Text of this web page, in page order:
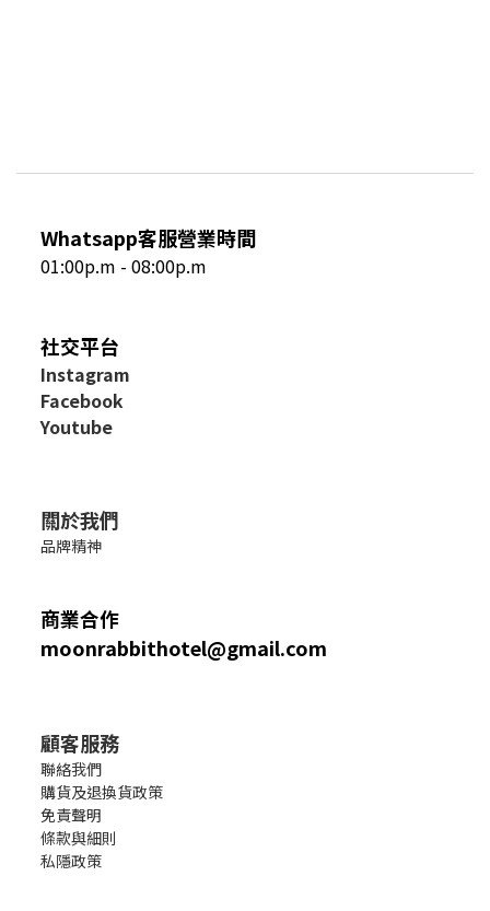
Whatsapp客服營業時間
01:00p.m - 08:00p.m
社交平台
Instagram
Facebook
Youtube
關於我們
品牌精神
商業合作
moonrabbithotel@gmail.com
顧客服務
聯絡我們
購貨及退換貨政策
免責聲明
條款與細則
私隱政策